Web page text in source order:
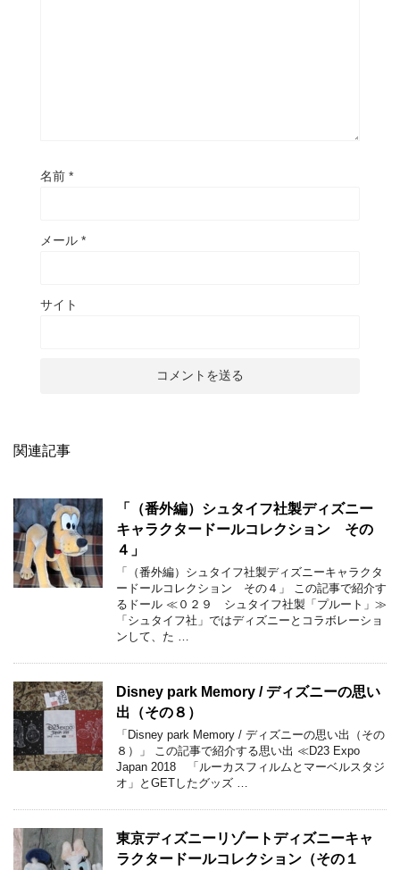
名前 *
メール *
サイト
関連記事
「（番外編）シュタイフ社製ディズニー
キャラクタードールコレクション その
４」
「（番外編）シュタイフ社製ディズニーキャラクタ
ードールコレクション その４」 この記事で紹介す
るドール ≪０２９ シュタイフ社製「プルート」≫
「シュタイフ社」ではディズニーとコラボレーショ
ンして、た …
Disney park Memory / ディズニーの思い
出（その８）
「Disney park Memory / ディズニーの思い出（その
８）」 この記事で紹介する思い出 ≪D23 Expo
Japan 2018 「ルーカスフィルムとマーベルスタジ
オ」とGETしたグッズ …
東京ディズニーリゾートディズニーキャ
ラクタードールコレクション（その１